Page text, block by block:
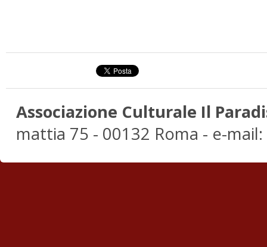
Associazione Culturale Il
mattia 75 - 00132 Roma - e-mail: